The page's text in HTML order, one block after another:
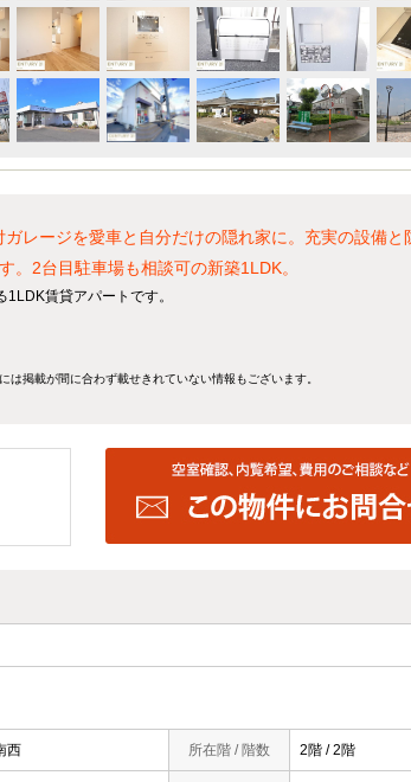
レージを愛車と自分だけの隠れ家に。充実の設備と
。2台目駐車場も相談可の新築1LDK。
賃貸アパートです。
掲載が間に合わず載せきれていない情報もございます。
西 所在階 / 階数 2階 / 2階